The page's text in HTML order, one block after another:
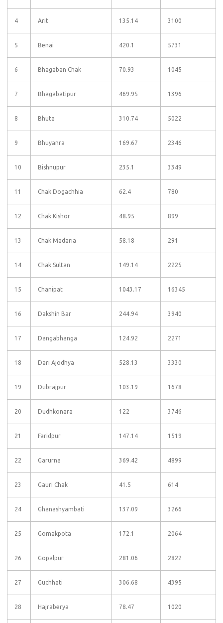
4 Arit 135.14 3100
5 Benai 420.1 5731
6 Bhagaban Chak 70.93 1045
7 Bhagabatipur 469.95 1396
8 Bhuta 310.74 5022
9 Bhuyanra 169.67 2346
10 Bishnupur 235.1 3349
11 Chak Dogachhia 62.4 780
12 Chak Kishor 48.95 899
13 Chak Madaria 58.18 291
14 Chak Sultan 149.14 2225
15 Chanipat 1043.17 16345
16 Dakshin Bar 244.94 3940
17 Dangabhanga 124.92 2271
18 Dari Ajodhya 528.13 3330
19 Dubrajpur 103.19 1678
20 Dudhkonara 122 3746
21 Faridpur 147.14 1519
22 Garurna 369.42 4899
23 Gauri Chak 41.5 614
24 Ghanashyambati 137.09 3266
25 Gomakpota 172.1 2064
26 Gopalpur 281.06 2822
27 Guchhati 306.68 4395
28 Hajraberya 78.47 1020